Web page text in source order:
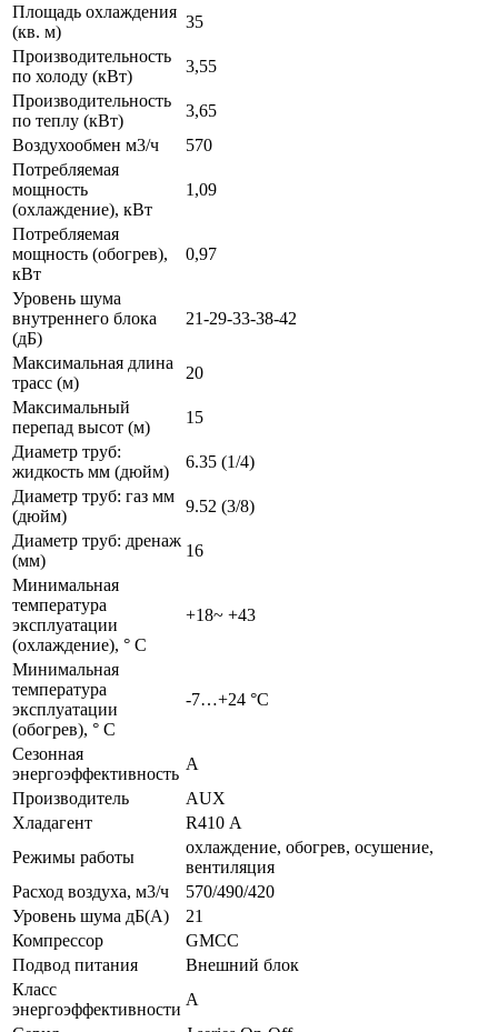
Площадь охлаждения
(кв. м)
35
Производительность
по холоду (кВт)
3,55
Производительность
по теплу (кВт)
3,65
Воздухообмен м3/ч
570
Потребляемая
мощность
(охлаждение), кВт
1,09
Потребляемая
мощность (обогрев),
кВт
0,97
Уровень шума
внутреннего блока
(дБ)
21-29-33-38-42
Максимальная длина
трасс (м)
20
Максимальный
перепад высот (м)
15
Диаметр труб:
жидкость мм (дюйм)
6.35 (1/4)
Диаметр труб: газ мм
(дюйм)
9.52 (3/8)
Диаметр труб: дренаж
(мм)
16
Минимальная
температура
эксплуатации
(охлаждение), ° C
+18~ +43
Минимальная
температура
эксплуатации
(обогрев), ° C
-7…+24 °С
Сезонная
энергоэффективность
A
Производитель
AUX
Хладагент
R410 А
Режимы работы
охлаждение, обогрев, осушение,
вентиляция
Расход воздуха, м3/ч
570/490/420
Уровень шума дБ(А)
21
Компрессор
GMCC
Подвод питания
Внешний блок
Класс
энергоэффективности
A